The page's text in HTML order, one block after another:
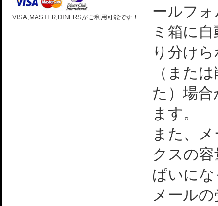
VISA,MASTER,DINERSがご利用可能です！
ールフ
ミ箱に
り分け
（また
た）場
ます。
また、
クスの
ぱいに
メール